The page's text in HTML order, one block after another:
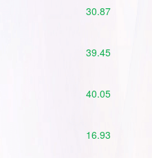
30.87
39.45
40.05
16.93